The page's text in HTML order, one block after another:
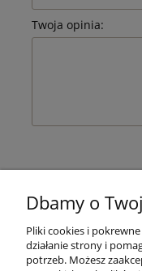
Twoja opinia:
Dbamy o
Pliki cookies i
działanie strony i
potrzeb. Możesz